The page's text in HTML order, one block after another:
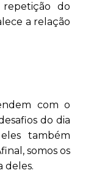
do
a relação
com o
do dia
também
somos os
deles.